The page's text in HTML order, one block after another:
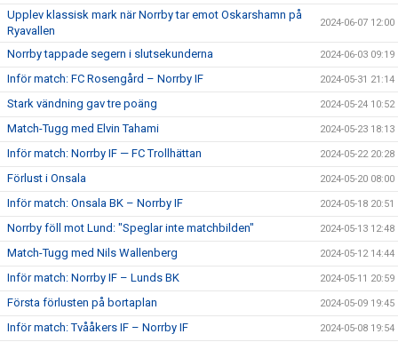
Upplev klassisk mark när Norrby tar emot Oskarshamn på
Ryavallen
2024-06-07 12:00
Norrby tappade segern i slutsekunderna 2024-06-03 09:19
Inför match: FC Rosengård – Norrby IF 2024-05-31 21:14
Stark vändning gav tre poäng 2024-05-24 10:52
Match-Tugg med Elvin Tahami 2024-05-23 18:13
Inför match: Norrby IF — FC Trollhättan 2024-05-22 20:28
Förlust i Onsala 2024-05-20 08:00
Inför match: Onsala BK – Norrby IF 2024-05-18 20:51
Norrby föll mot Lund: "Speglar inte matchbilden" 2024-05-13 12:48
Match-Tugg med Nils Wallenberg 2024-05-12 14:44
Inför match: Norrby IF – Lunds BK 2024-05-11 20:59
Första förlusten på bortaplan 2024-05-09 19:45
Inför match: Tvååkers IF – Norrby IF 2024-05-08 19:54